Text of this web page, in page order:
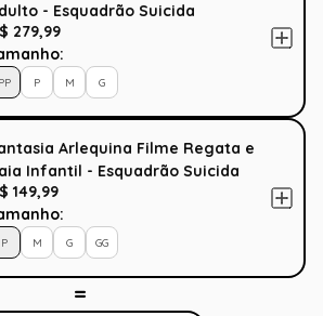
- Esquadrão Suicida
279,99
PP P M G
Arlequina Filme Regata e
Infantil - Esquadrão Suicida
149,99
P M G GG